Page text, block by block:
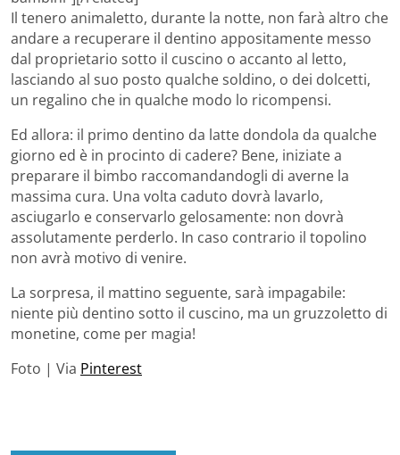
Il tenero animaletto, durante la notte, non farà altro che
andare a recuperare il dentino appositamente messo
dal proprietario sotto il cuscino o accanto al letto,
lasciando al suo posto qualche soldino, o dei dolcetti,
un regalino che in qualche modo lo ricompensi.
Ed allora: il primo dentino da latte dondola da qualche
giorno ed è in procinto di cadere? Bene, iniziate a
preparare il bimbo raccomandandogli di averne la
massima cura. Una volta caduto dovrà lavarlo,
asciugarlo e conservarlo gelosamente: non dovrà
assolutamente perderlo. In caso contrario il topolino
non avrà motivo di venire.
La sorpresa, il mattino seguente, sarà impagabile:
niente più dentino sotto il cuscino, ma un gruzzoletto di
monetine, come per magia!
Foto | Via Pinterest